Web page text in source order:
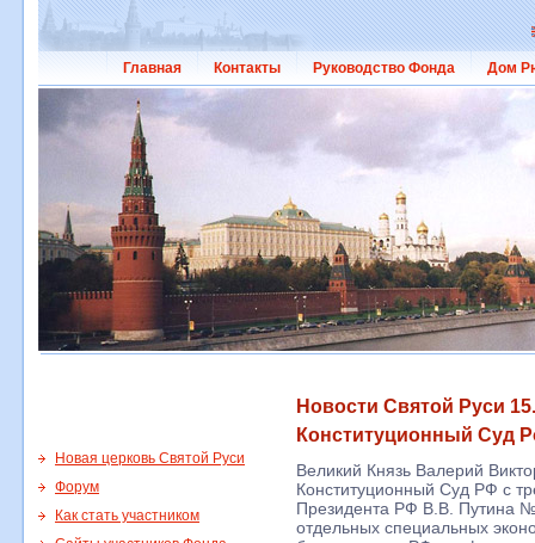
Главная Контакты Руководство Фонда Дом
Новости Святой Руси
Конституционный Суд
Новая церковь Святой Руси
Форум
Как стать участником
Великий Князь Валерий
Конституционный Суд РФ с
Президента РФ В.В. Путина
отдельных специальных